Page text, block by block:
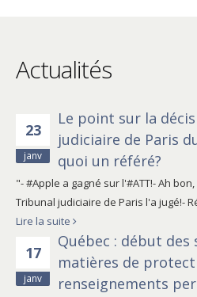
Actualités
23
janv
Le point sur la
judiciaire de Paris
quoi un référé?
"- #Apple a gagné sur l'#ATT!- Ah
Tribunal judiciaire de Paris l'a jugé!-
Lire la suite
17
janv
Québec : début des
matières de
renseignements